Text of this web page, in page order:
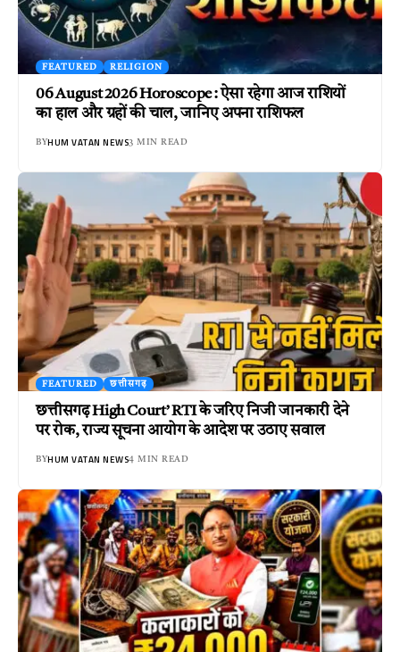
FEATURED RELIGION
06 August 2026 Horoscope : ऐसा रहेगा आज राशियों
का हाल और ग्रहों की चाल, जानिए अपना राशिफल
BYHUM VATAN NEWS3 MIN READ
FEATURED छत्तीसगढ़
छत्तीसगढ़ High Court’ RTI के जरिए निजी जानकारी देने
पर रोक, राज्य सूचना आयोग के आदेश पर उठाए सवाल
BYHUM VATAN NEWS4 MIN READ